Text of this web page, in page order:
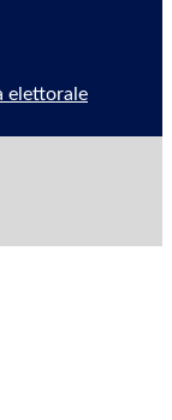
elettorale